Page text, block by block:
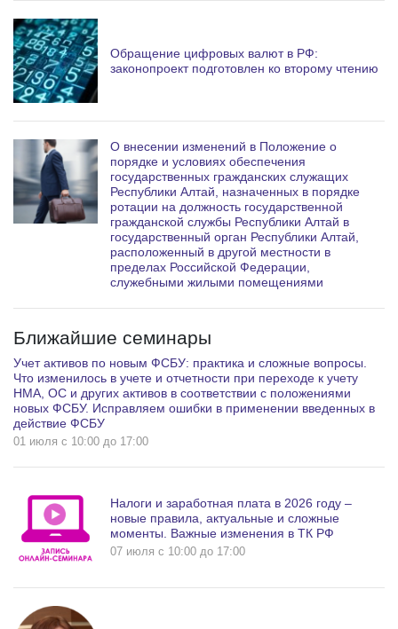
Обращение цифровых валют в РФ:
законопроект подготовлен ко второму чтению
О внесении изменений в Положение о
порядке и условиях обеспечения
государственных гражданских служащих
Республики Алтай, назначенных в порядке
ротации на должность государственной
гражданской службы Республики Алтай в
государственный орган Республики Алтай,
расположенный в другой местности в
пределах Российской Федерации,
служебными жилыми помещениями
Ближайшие семинары
Учет активов по новым ФСБУ: практика и сложные вопросы.
Что изменилось в учете и отчетности при переходе к учету
НМА, ОС и других активов в соответствии с положениями
новых ФСБУ. Исправляем ошибки в применении введенных в
действие ФСБУ
01 июля c 10:00 до 17:00
Налоги и заработная плата в 2026 году –
новые правила, актуальные и сложные
моменты. Важные изменения в ТК РФ
07 июля c 10:00 до 17:00